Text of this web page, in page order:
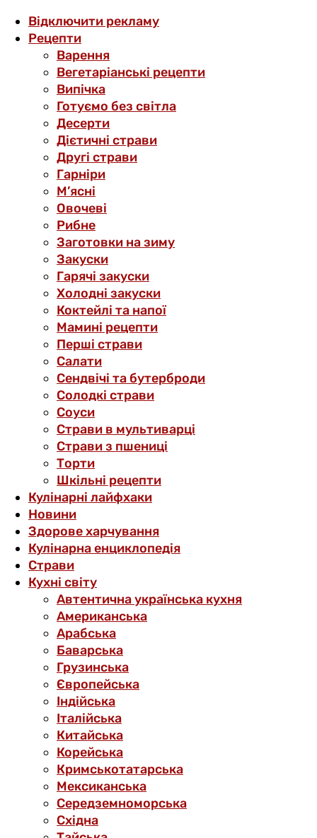
Відключити рекламу
Рецепти
Варення
Вегетаріанські рецепти
Випічка
Готуємо без світла
Десерти
Дієтичні страви
Другі страви
Гарніри
М’ясні
Овочеві
Рибне
Заготовки на зиму
Закуски
Гарячі закуски
Холодні закуски
Коктейлі та напої
Мамині рецепти
Перші страви
Салати
Сендвічі та бутерброди
Солодкі страви
Соуси
Страви в мультиварці
Страви з пшениці
Торти
Шкільні рецепти
Кулінарні лайфхаки
Новини
Здорове харчування
Кулінарна енциклопедія
Страви
Кухні світу
Автентична українська кухня
Американська
Арабська
Баварська
Грузинська
Європейська
Індійська
Італійська
Китайська
Корейська
Кримськотатарська
Мексиканська
Середземноморська
Східна